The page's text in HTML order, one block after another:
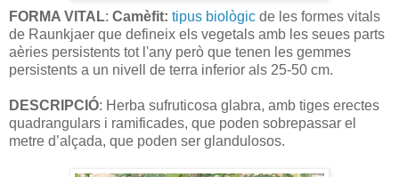
FORMA VITAL: Camèfit: tipus biològic de les formes vitals
de Raunkjaer que defineix els vegetals amb les seues parts
aèries persistents tot l'any però que tenen les gemmes
persistents a un nivell de terra inferior als 25-50 cm.
DESCRIPCIÓ: Herba sufruticosa glabra, amb tiges erectes
quadrangulars i ramificades, que poden sobrepassar el
metre d’alçada, que poden ser glandulosos.